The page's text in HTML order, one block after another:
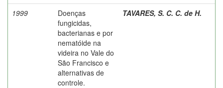
1999
Doenças
fungicidas,
bacterianas e por
nematóide na
videira no Vale do
São Francisco e
alternativas de
controle.
TAVARES, S. C. C. de H.